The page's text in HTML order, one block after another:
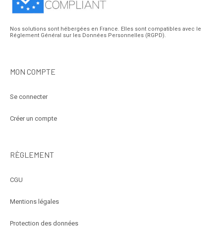
Nos solutions sont hébergées en France. Elles sont compatibles avec le
Réglement Général sur les Données Personnelles (RGPD).
MON COMPTE
Se connecter
Créer un compte
RÈGLEMENT
CGU
Mentions légales
Protection des données